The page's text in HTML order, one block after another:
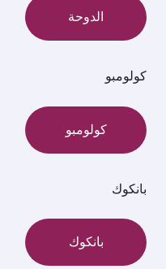
الدوحة
كولومبو
كولومبو
بانكوك
بانكوك